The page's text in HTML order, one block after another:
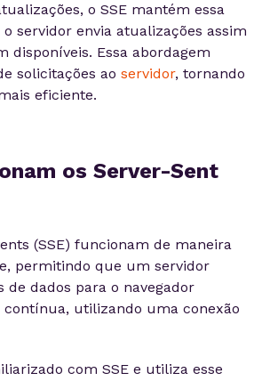
o SSE mantém essa
servidor envia atualizações assim
disponíveis. Essa abordagem
solicitações ao servidor, tornando
eficiente.
os Server-Sent
(SSE) funcionam de maneira
permitindo que um servidor
de dados para o navegador
utilizando uma conexão
com SSE e utiliza esse